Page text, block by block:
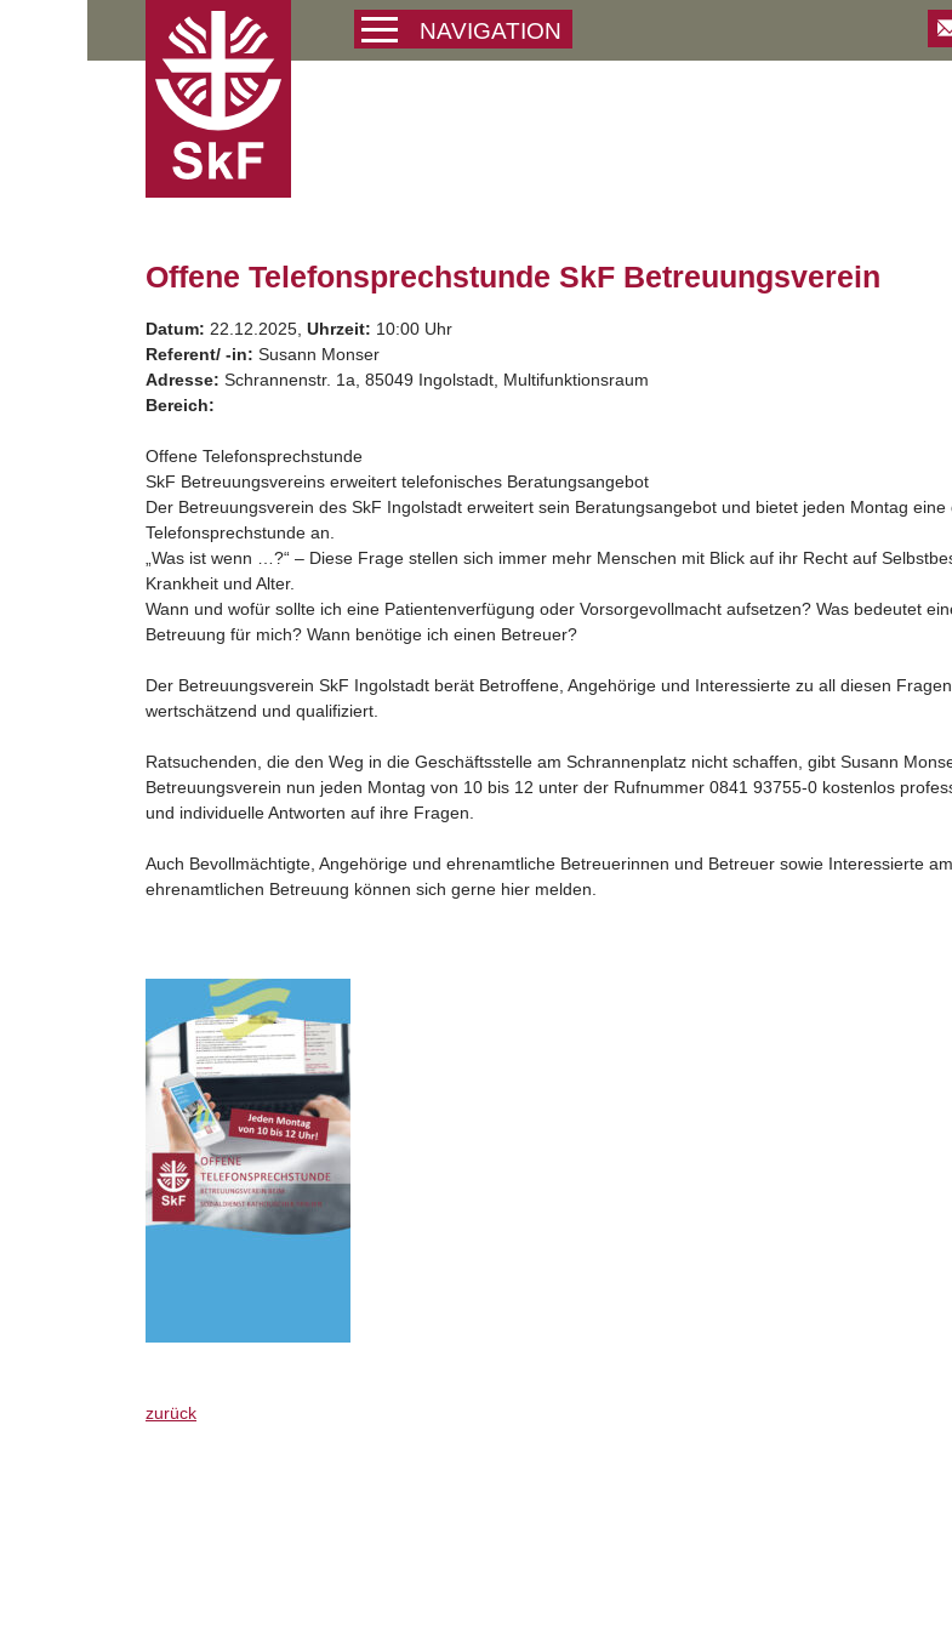
NAVIGATION
Offene Telefonsprechstunde SkF Betreuungsverein
Datum: 22.12.2025, Uhrzeit: 10:00 Uhr
Referent/ -in: Susann Monser
Adresse: Schrannenstr. 1a, 85049 Ingolstadt, Multifunktionsraum
Bereich:
Offene Telefonsprechstunde
SkF Betreuungsvereins erweitert telefonisches Beratungsangebot
Der Betreuungsverein des SkF Ingolstadt erweitert sein Beratungsangebot und bietet jeden Montag eine
Telefonsprechstunde an.
„Was ist wenn …?“ – Diese Frage stellen sich immer mehr Menschen mit Blick auf ihr Recht auf
Krankheit und Alter.
Wann und wofür sollte ich eine Patientenverfügung oder Vorsorgevollmacht aufsetzen? Was bedeutet
Betreuung für mich? Wann benötige ich einen Betreuer?
Der Betreuungsverein SkF Ingolstadt berät Betroffene, Angehörige und Interessierte zu all diesen
wertschätzend und qualifiziert.
Ratsuchenden, die den Weg in die Geschäftsstelle am Schrannenplatz nicht schaffen, gibt Susann
Betreuungsverein nun jeden Montag von 10 bis 12 unter der Rufnummer 0841 93755-0 kostenlos
und individuelle Antworten auf ihre Fragen.
Auch Bevollmächtigte, Angehörige und ehrenamtliche Betreuerinnen und Betreuer sowie Interessierte
ehrenamtlichen Betreuung können sich gerne hier melden.
zurück